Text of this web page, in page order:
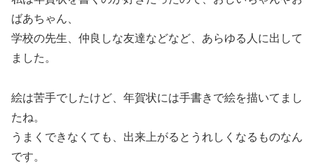
ばあちゃん、
学校の先生、仲良しな友達などなど、あらゆる人に出して
ました。
絵は苦手でしたけど、年賀状には手書きで絵を描いてまし
たね。
うまくできなくても、出来上がるとうれしくなるものなん
です。